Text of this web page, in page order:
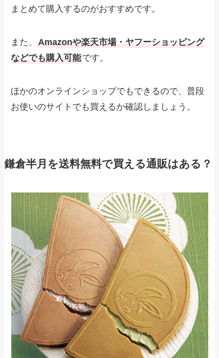
まとめて購入するのがおすすめです。
また、 Amazonや楽天市場・ヤフーショッピング
などでも購入可能です。
ほかのオンラインショップでもできるので、普段
お使いのサイトでも買えるか確認しましょう。
鎌倉半月を送料無料で買える通販はある？